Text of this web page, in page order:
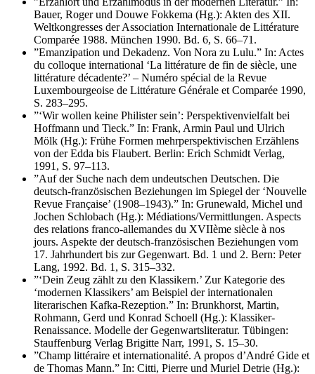
Bauer, Roger und Douwe Fokkema (Hg.): Akten des XII.
Weltkongresses der Association Internationale de Littérature
Comparée 1988. München 1990. Bd. 6, S. 66–71.
”Emanzipation und Dekadenz. Von Nora zu Lulu.” In: Actes
du colloque international ‘La littérature de fin de siècle, une
littérature décadente?’ – Numéro spécial de la Revue
Luxembourgeoise de Littérature Générale et Comparée 1990,
S. 283–295.
”‘Wir wollen keine Philister sein’: Perspektivenvielfalt bei
Hoffmann und Tieck.” In: Frank, Armin Paul und Ulrich
Mölk (Hg.): Frühe Formen mehrperspektivischen Erzählens
von der Edda bis Flaubert. Berlin: Erich Schmidt Verlag,
1991, S. 97–113.
”Auf der Suche nach dem undeutschen Deutschen. Die
deutsch-französischen Beziehungen im Spiegel der ‘Nouvelle
Revue Française’ (1908–1943).” In: Grunewald, Michel und
Jochen Schlobach (Hg.): Médiations/Vermittlungen. Aspects
des relations franco-allemandes du XVIIème siècle à nos
jours. Aspekte der deutsch-französischen Beziehungen vom
17. Jahrhundert bis zur Gegenwart. Bd. 1 und 2. Bern: Peter
Lang, 1992. Bd. 1, S. 315–332.
”‘Dein Zeug zählt zu den Klassikern.’ Zur Kategorie des
‘modernen Klassikers’ am Beispiel der internationalen
literarischen Kafka-Rezeption.” In: Brunkhorst, Martin,
Rohmann, Gerd und Konrad Schoell (Hg.): Klassiker-
Renaissance. Modelle der Gegenwartsliteratur. Tübingen:
Stauffenburg Verlag Brigitte Narr, 1991, S. 15–30.
”Champ littéraire et internationalité. A propos d’André Gide et
de Thomas Mann.” In: Citti, Pierre und Muriel Detrie (Hg.):